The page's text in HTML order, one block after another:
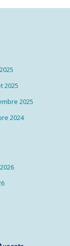
2025
2025
2024